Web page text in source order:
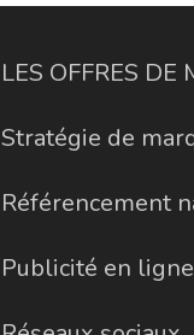
LES OFFRES DE
Stratégie de
Référencement
Publicité en ligne